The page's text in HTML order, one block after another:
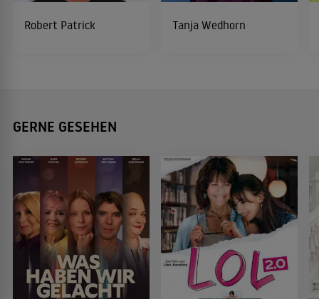
Robert Patrick Tanja Wedhorn
GERNE GESEHEN